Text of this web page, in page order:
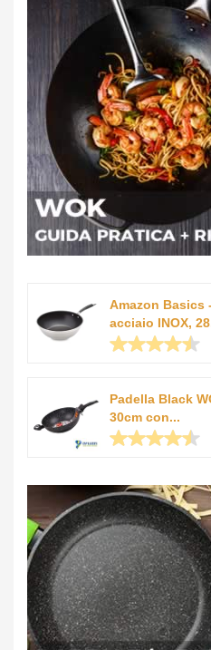
Amazon Basics
acciaio INOX,
Padella Black
30cm con...